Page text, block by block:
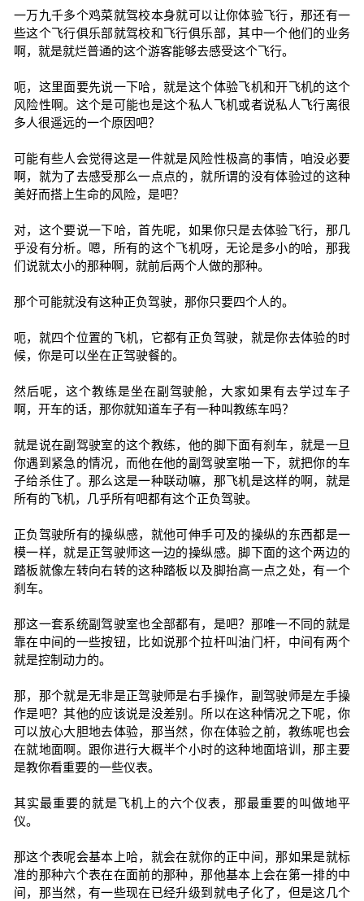
一万九千多个鸡菜就驾校本身就可以让你体验飞行，那还有一
些这个飞行俱乐部就驾校和飞行俱乐部，其中一个他们的业务
啊，就是就烂普通的这个游客能够去感受这个飞行。
呃，这里面要先说一下哈，就是这个体验飞机和开飞机的这个
风险性啊。这个是可能也是这个私人飞机或者说私人飞行离很
多人很遥远的一个原因吧？
可能有些人会觉得这是一件就是风险性极高的事情，咱没必要
啊，就为了去感受那么一点点的，就所谓的没有体验过的这种
美好而搭上生命的风险，是吧？
对，这个要说一下哈，首先呢，如果你只是去体验飞行，那几
乎没有分析。嗯，所有的这个飞机呀，无论是多小的哈，那我
们说就太小的那种啊，就前后两个人做的那种。
那个可能就没有这种正负驾驶，那你只要四个人的。
呃，就四个位置的飞机，它都有正负驾驶，就是你去体验的时
候，你是可以坐在正驾驶餐的。
然后呢，这个教练是坐在副驾驶舱，大家如果有去学过车子
啊，开车的话，那你就知道车子有一种叫教练车吗？
就是说在副驾驶室的这个教练，他的脚下面有刹车，就是一旦
你遇到紧急的情况，而他在他的副驾驶室啪一下，就把你的车
子给杀住了。那么这是一种联动嘛，那飞机是这样的啊，就是
所有的飞机，几乎所有吧都有这个正负驾驶。
正负驾驶所有的操纵感，就他可伸手可及的操纵的东西都是一
模一样，就是正驾驶师这一边的操纵感。脚下面的这个两边的
踏板就像左转向右转的这种踏板以及脚抬高一点之处，有一个
刹车。
那这一套系统副驾驶室也全部都有，是吧？那唯一不同的就是
靠在中间的一些按钮，比如说那个拉杆叫油门杆，中间有两个
就是控制动力的。
那，那个就是无非是正驾驶师是右手操作，副驾驶师是左手操
作是吧？其他的应该说是没差别。所以在这种情况之下呢，你
可以放心大胆地去体验，那当然，你在体验之前，教练呢也会
在就地面啊。跟你进行大概半个小时的这种地面培训，那主要
是教你看重要的一些仪表。
其实最重要的就是飞机上的六个仪表，那最重要的叫做地平
仪。
那这个表呢会基本上哈，就会在就你的正中间，那如果是就标
准的那种六个表在在面前的那种，那他基本上会在第一排的中
间，那当然，有一些现在已经升级到就电子化了，但是这几个